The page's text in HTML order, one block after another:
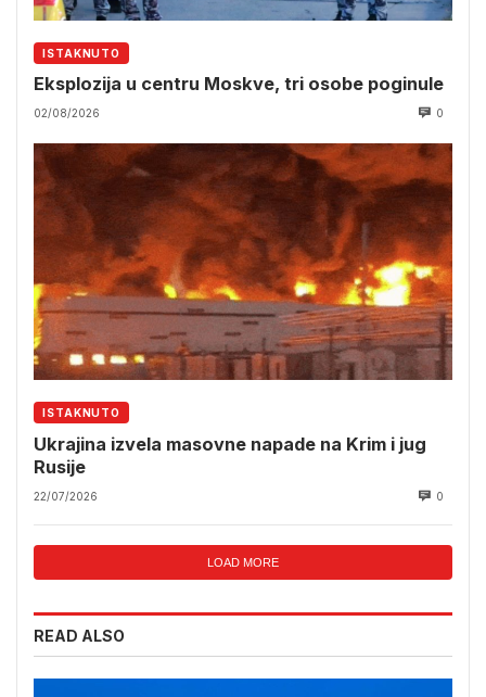
ISTAKNUTO
Eksplozija u centru Moskve, tri osobe poginule
02/08/2026 0
ISTAKNUTO
Ukrajina izvela masovne napade na Krim i jug
Rusije
22/07/2026 0
LOAD MORE
READ ALSO